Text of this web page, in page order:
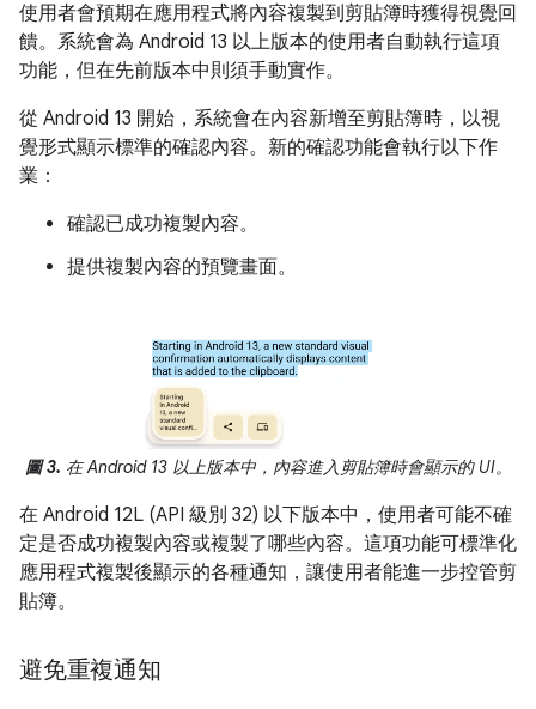
使用者會預期在應用程式將內容複製到剪貼簿時獲得視覺回
饋。系統會為 Android 13 以上版本的使用者自動執行這項
功能，但在先前版本中則須手動實作。
從 Android 13 開始，系統會在內容新增至剪貼簿時，以視
覺形式顯示標準的確認內容。新的確認功能會執行以下作
業：
確認已成功複製內容。
提供複製內容的預覽畫面。
圖 3. 在 Android 13 以上版本中，內容進入剪貼簿時會顯示的 UI。
在 Android 12L (API 級別 32) 以下版本中，使用者可能不確
定是否成功複製內容或複製了哪些內容。這項功能可標準化
應用程式複製後顯示的各種通知，讓使用者能進一步控管剪
貼簿。
避免重複通知